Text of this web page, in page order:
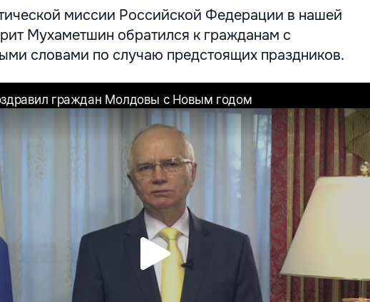
миссии Российской Федерации в нашей
Мухаметшин обратился к гражданам с
словами по случаю предстоящих праздников.